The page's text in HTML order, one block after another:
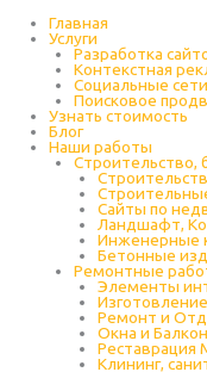
содержимому
Главная
Услуги
Разработка
Контекстная
Социальные сети
Поисковое
Узнать стоимость
Блог
Наши работы
Строительство,
Сайты по
Ландшафт,
Инженерные
Бетонные
Ремонтные
Элементы
Ремонт и
Окна и
Реставрация
Клининг,